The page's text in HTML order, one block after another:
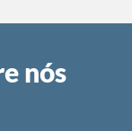
nós